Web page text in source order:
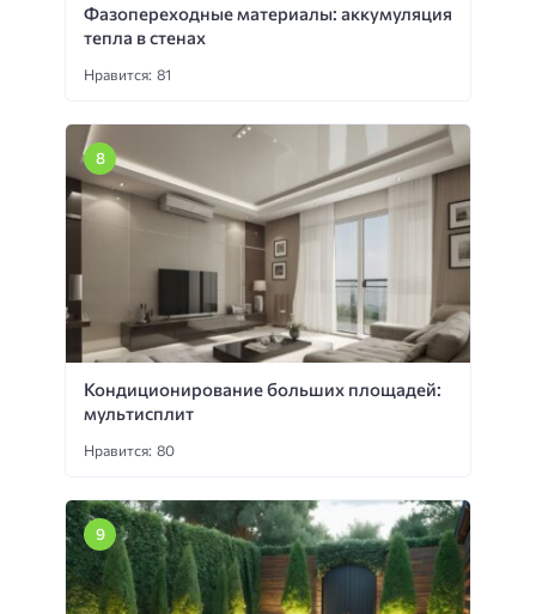
Фазопереходные материалы: аккумуляция
тепла в стенах
Нравится: 81
Кондиционирование больших площадей:
мультисплит
Нравится: 80